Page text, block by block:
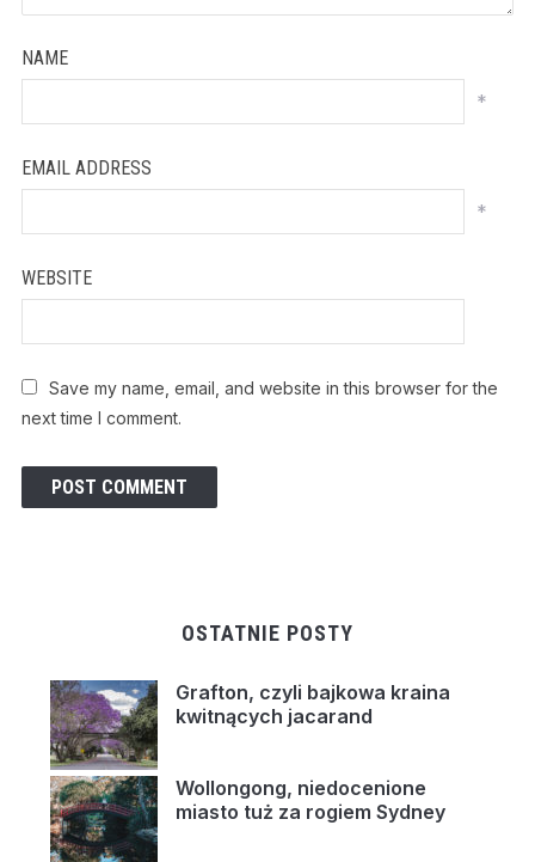
NAME
*
EMAIL ADDRESS
*
WEBSITE
Save my name, email, and website in this browser for the
next time I comment.
OSTATNIE POSTY
Grafton, czyli bajkowa kraina
kwitnących jacarand
Wollongong, niedocenione
miasto tuż za rogiem Sydney